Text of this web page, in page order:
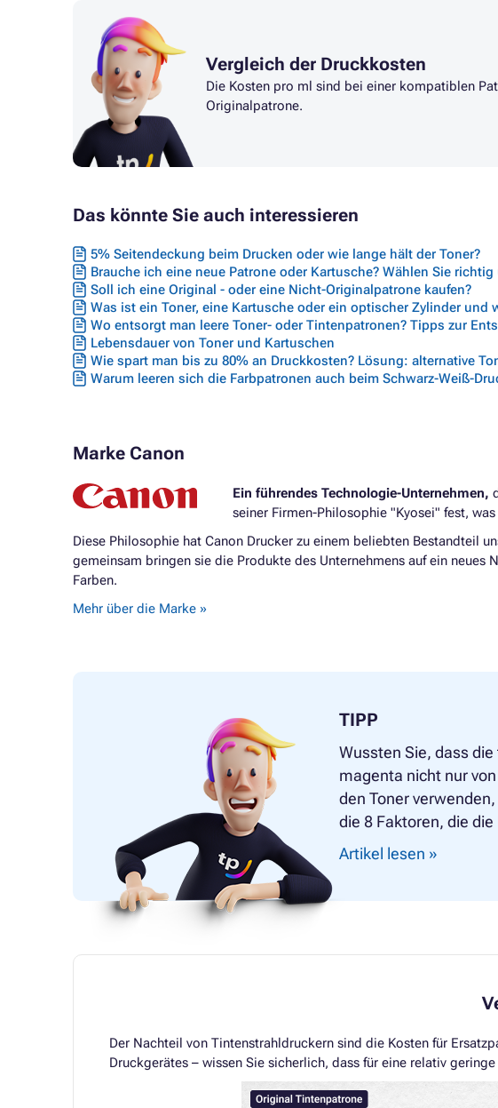
Vergleich der Druckkosten
Die Kosten pro ml sind bei einer kompatiblen
Originalpatrone.
Das könnte Sie auch interessieren
5% Seitendeckung beim Drucken oder wie lange hält der Toner?
Brauche ich eine neue Patrone oder Kartusche? Wählen Sie
Soll ich eine Original - oder eine Nicht-Originalpatrone kaufen?
Was ist ein Toner, eine Kartusche oder ein optischer Zylinder und
Wo entsorgt man leere Toner- oder Tintenpatronen? Tipps zur
Lebensdauer von Toner und Kartuschen
Wie spart man bis zu 80% an Druckkosten? Lösung: alternative
Warum leeren sich die Farbpatronen auch beim Schwarz-Weiß-
Marke Canon
Ein führendes Technologie-Unternehmen,
seiner Firmen-Philosophie "Kyosei" fest,
Diese Philosophie hat Canon Drucker zu einem beliebten Bestandteil
gemeinsam bringen sie die Produkte des Unternehmens auf ein
Farben.
Mehr über die Marke »
TIPP
Wussten Sie, dass
magenta nicht nur
den Toner
die 8 Faktoren, die
Artikel lesen »
Der Nachteil von Tintenstrahldruckern sind die Kosten für
Druckgerätes – wissen Sie sicherlich, dass für eine relativ